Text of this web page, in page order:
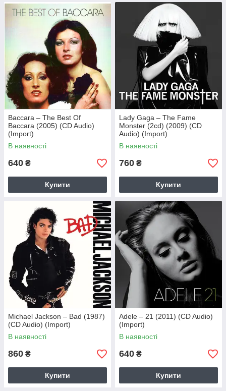
Baccara – The Best Of
Baccara (2005) (CD Audio)
(Import)
В наявності
640 ₴
Купити
Lady Gaga – The Fame
Monster (2cd) (2009) (CD
Audio) (Import)
В наявності
760 ₴
Купити
Michael Jackson – Bad (1987)
(CD Audio) (Import)
В наявності
860 ₴
Купити
Adele – 21 (2011) (CD Audio)
(Import)
В наявності
640 ₴
Купити